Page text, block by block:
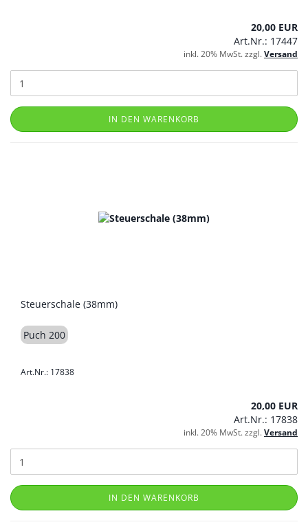
20,00 EUR
Art.Nr.: 17447
inkl. 20% MwSt. zzgl.Versand
IN DEN WARENKORB
Steuerschale (38mm)
Puch 200
Art.Nr.: 17838
20,00 EUR
Art.Nr.: 17838
inkl. 20% MwSt. zzgl.Versand
IN DEN WARENKORB